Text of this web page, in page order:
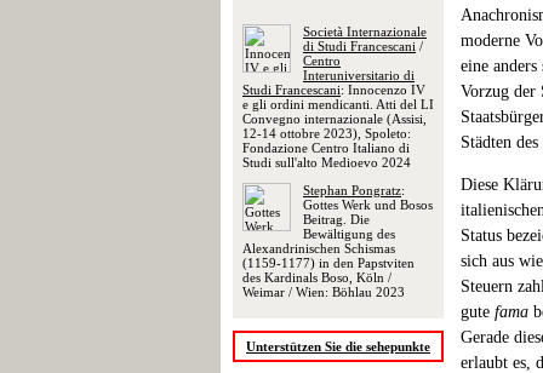
Società Internazionale
di Studi Francescani /
Centro
Interuniversitario di
Studi Francescani: Innocenzo IV
e gli ordini mendicanti. Atti del LI
Convegno internazionale (Assisi,
12-14 ottobre 2023), Spoleto:
Fondazione Centro Italiano di
Studi sull'alto Medioevo 2024
Stephan Pongratz:
Gottes Werk und Bosos
Beitrag. Die
Bewältigung des
Alexandrinischen Schismas
(1159-1177) in den Papstviten
des Kardinals Boso, Köln /
Weimar / Wien: Böhlau 2023
Unterstützen Sie die sehepunkte
moderne
eine
Vorzug der
Städten
Diese
Status
sich aus
Steuern
gute fama
Gerade
erlaubt es,